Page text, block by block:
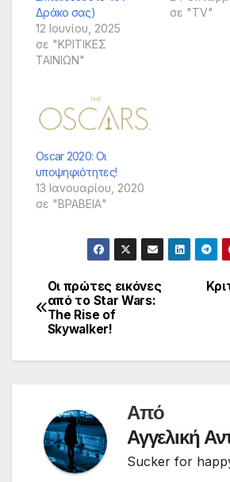
Δράκο σας)
12 Ιουνίου, 2025
σε "ΚΡΙΤΙΚΕΣ
ΤΑΙΝΙΩΝ"
σε "TV"
Oscar 2020: Οι
υποψηφιότητες!
13 Ιανουαρίου, 2020
σε "ΒΡΑΒΕΙΑ"
Πλοήγηση
άρθρων
Οι πρώτες εικόνες
από το Star Wars:
The Rise of
Skywalker!
Από
Αγγελική
Sucker for